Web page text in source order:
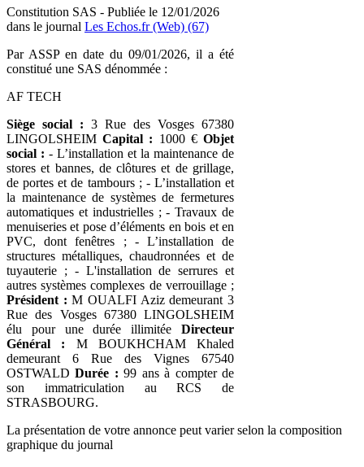
Constitution SAS - Publiée le 12/01/2026
dans le journal Les Echos.fr (Web) (67)
Par ASSP en date du 09/01/2026, il a été
constitué une SAS dénommée :
AF TECH
Siège social : 3 Rue des Vosges 67380
LINGOLSHEIMCapital : 1000 €Objet
social : - L’installation et la maintenance de
stores et bannes, de clôtures et de grillage,
de portes et de tambours ; - L’installation et
la maintenance de systèmes de fermetures
automatiques et industrielles ; - Travaux de
menuiseries et pose d’éléments en bois et en
PVC, dont fenêtres ; - L’installation de
structures métalliques, chaudronnées et de
tuyauterie ; - L'installation de serrures et
autres systèmes complexes de verrouillage ;
Président : M OUALFI Aziz demeurant 3
Rue des Vosges 67380 LINGOLSHEIM
élu pour une durée illimitée Directeur
Général : M BOUKHCHAM Khaled
demeurant 6 Rue des Vignes 67540
OSTWALDDurée : 99 ans à compter de
son immatriculation au RCS de
STRASBOURG.
La présentation de votre annonce peut varier selon la composition
graphique du journal